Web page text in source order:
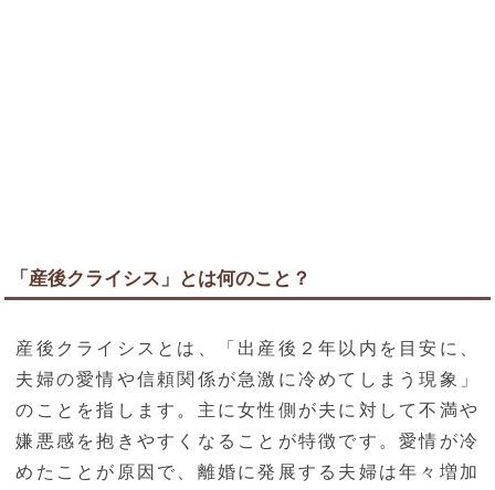
「産後クライシス」とは何のこと？
産後クライシスとは、「出産後２年以内を目安に、
夫婦の愛情や信頼関係が急激に冷めてしまう現象」
のことを指します。主に女性側が夫に対して不満や
嫌悪感を抱きやすくなることが特徴です。愛情が冷
めたことが原因で、離婚に発展する夫婦は年々増加